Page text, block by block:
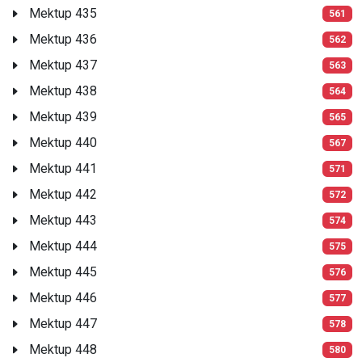
Mektup 435 561
Mektup 436 562
Mektup 437 563
Mektup 438 564
Mektup 439 565
Mektup 440 567
Mektup 441 571
Mektup 442 572
Mektup 443 574
Mektup 444 575
Mektup 445 576
Mektup 446 577
Mektup 447 578
Mektup 448 580